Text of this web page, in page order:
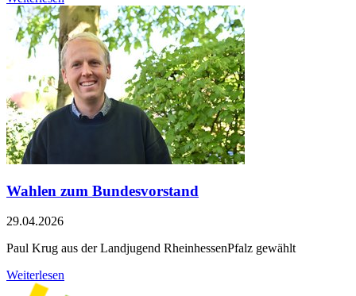
Wahlen zum Bundesvorstand
29.04.2026
Paul Krug aus der Landjugend RheinhessenPfalz gewählt
Weiterlesen